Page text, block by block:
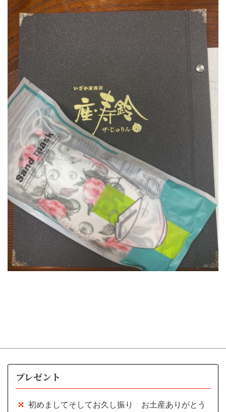
プレゼント
初めましてそしてお久し振り お土産ありがとう